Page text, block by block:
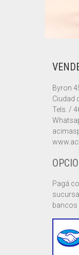
Byron
Ciudad
Tels. /
Pagá
bancos